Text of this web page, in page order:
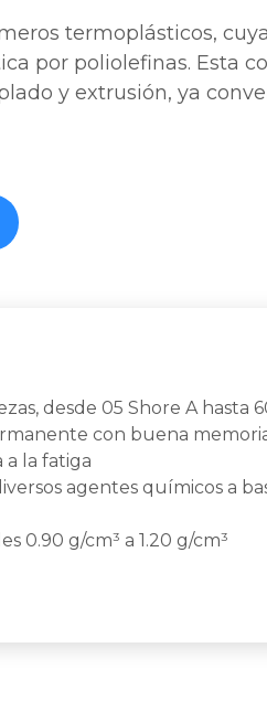
termoplásticos,
por poliolefinas. Esta
y extrusión, ya
desde 05 Shore A hasta
con buena
a la fatiga
agentes químicos a
0.90 g/cm³ a 1.20 g/cm³